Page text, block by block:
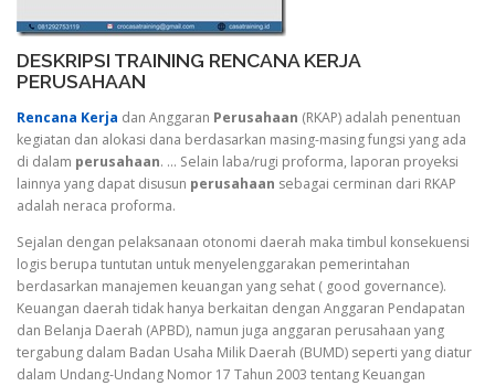
DESKRIPSI TRAINING RENCANA KERJA
PERUSAHAAN
Rencana Kerja dan Anggaran Perusahaan (RKAP) adalah penentuan
kegiatan dan alokasi dana berdasarkan masing-masing fungsi yang ada
di dalam perusahaan. … Selain laba/rugi proforma, laporan proyeksi
lainnya yang dapat disusun perusahaan sebagai cerminan dari RKAP
adalah neraca proforma.
Sejalan dengan pelaksanaan otonomi daerah maka timbul konsekuensi
logis berupa tuntutan untuk menyelenggarakan pemerintahan
berdasarkan manajemen keuangan yang sehat ( good governance).
Keuangan daerah tidak hanya berkaitan dengan Anggaran Pendapatan
dan Belanja Daerah (APBD), namun juga anggaran perusahaan yang
tergabung dalam Badan Usaha Milik Daerah (BUMD) seperti yang diatur
dalam Undang-Undang Nomor 17 Tahun 2003 tentang Keuangan